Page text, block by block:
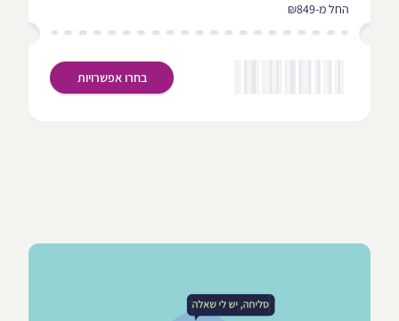
החל מ-₪849
בחרו אפשרויות